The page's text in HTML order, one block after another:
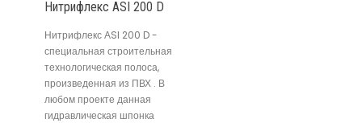
Нитрифлекс АSI 200 D
Нитрифлекс АSI 200 D -
специальная строительная
технологическая полоса,
произведенная из ПВХ . В
любом проекте данная
гидравлическая шпонка